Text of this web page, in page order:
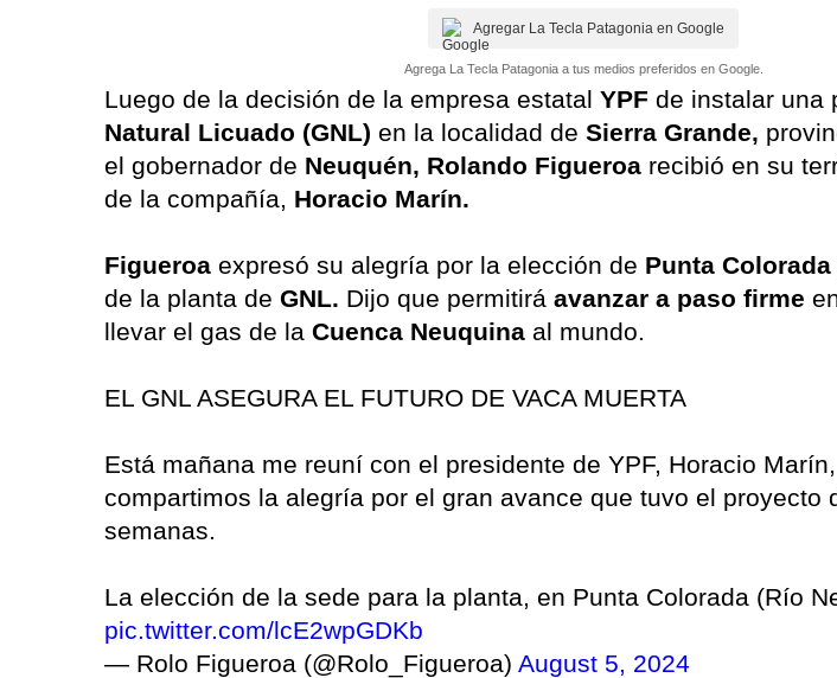
Agregar La Tecla Patagonia en Google
Agrega La Tecla Patagonia a tus medios preferidos en Google.
Luego de la decisión de la empresa estatal YPF de instalar una
Natural Licuado (GNL) en la localidad de Sierra Grande,
el gobernador de Neuquén, Rolando Figueroa recibió en su
de la compañía, Horacio Marín.
Figueroa expresó su alegría por la elección de Punta Colorada
de la planta de GNL. Dijo que permitirá avanzar a paso firme
llevar el gas de la Cuenca Neuquina al mundo.
EL GNL ASEGURA EL FUTURO DE VACA MUERTA
Está mañana me reuní con el presidente de YPF, Horacio
compartimos la alegría por el gran avance que tuvo el proyecto
semanas.
La elección de la sede para la planta, en Punta Colorada (Río
pic.twitter.com/lcE2wpGDKb
— Rolo Figueroa (@Rolo_Figueroa) August 5, 2024